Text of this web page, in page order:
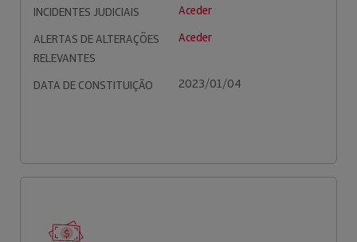
INCIDENTES JUDICIAIS
Aceder
ALERTAS DE ALTERAÇÕES
RELEVANTES
Aceder
DATA DE CONSTITUIÇÃO 2023/01/04